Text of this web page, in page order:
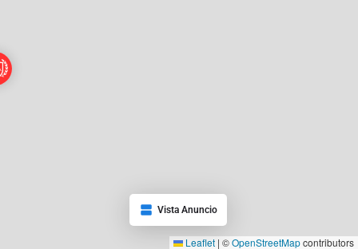
Leaflet | ©OpenStreetMapcontributors
Vista Anuncio